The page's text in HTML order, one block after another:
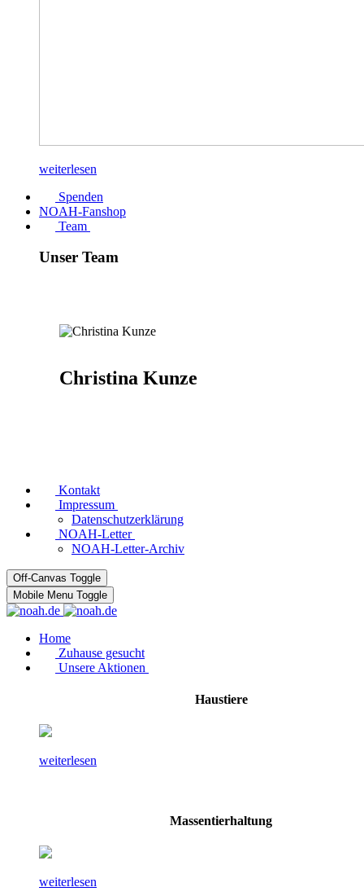
weiterlesen
Spenden
NOAH-Fanshop
Team
Unser Team
Christina Kunze
Kontakt
Impressum
Datenschutzerklärung
NOAH-Letter
NOAH-Letter-Archiv
Off-Canvas Toggle
Mobile Menu Toggle
Home
Zuhause gesucht
Unsere Aktionen
Haustiere
weiterlesen
Massentierhaltung
weiterlesen